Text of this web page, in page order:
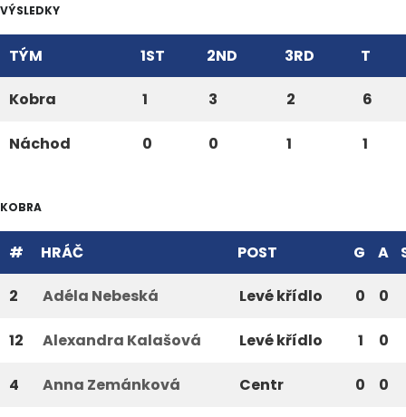
VÝSLEDKY
TÝM 1ST 2ND 3RD T
Kobra 1 3 2 6
Náchod 0 0 1 1
KOBRA
# HRÁČ POST G A
2 Adéla Nebeská Levé křídlo 0 0
12 Alexandra Kalašová Levé křídlo 1 0
4 Anna Zemánková Centr 0 0